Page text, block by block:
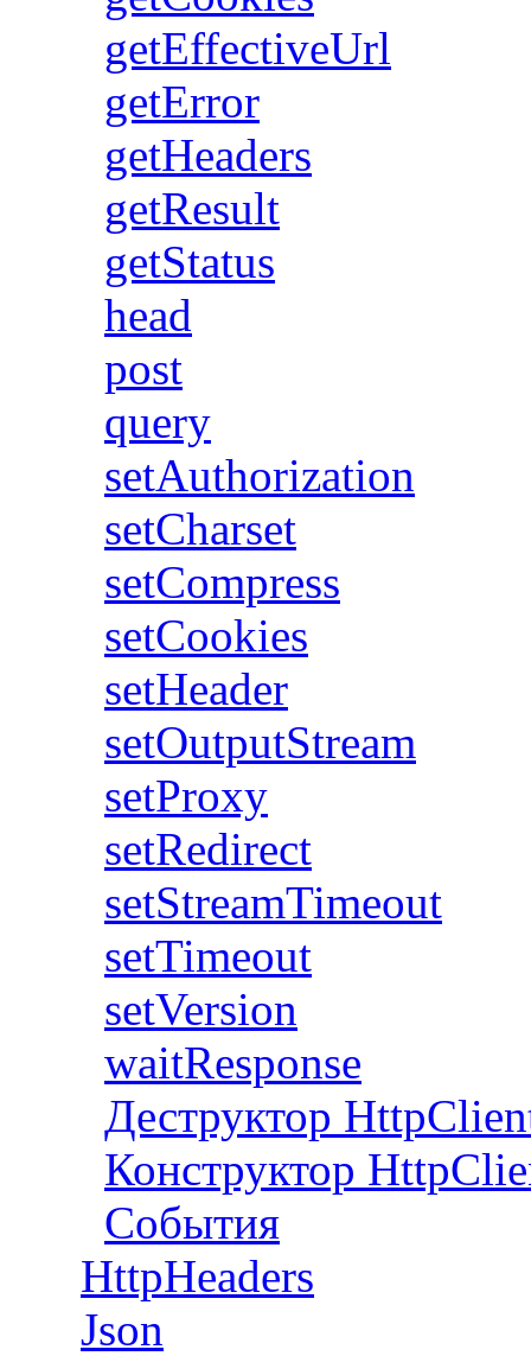
getEffectiveUrl
getError
getHeaders
getResult
getStatus
head
post
query
setAuthorization
setCharset
setCompress
setCookies
setHeader
setOutputStream
setProxy
setRedirect
setStreamTimeout
setTimeout
setVersion
waitResponse
Деструктор
Конструктор
События
HttpHeaders
Json